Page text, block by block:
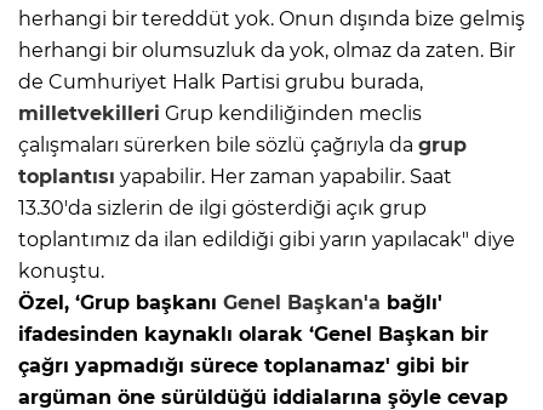
herhangi bir tereddüt yok. Onun dışında bize gelmiş
herhangi bir olumsuzluk da yok, olmaz da zaten. Bir
de Cumhuriyet Halk Partisi grubu burada,
milletvekilleri Grup kendiliğinden meclis
çalışmaları sürerken bile sözlü çağrıyla da grup
toplantısı yapabilir. Her zaman yapabilir. Saat
13.30'da sizlerin de ilgi gösterdiği açık grup
toplantımız da ilan edildiği gibi yarın yapılacak" diye
konuştu.
Özel, ‘Grup başkanı Genel Başkan'a bağlı'
ifadesinden kaynaklı olarak ‘Genel Başkan bir
çağrı yapmadığı sürece toplanamaz' gibi bir
argüman öne sürüldüğü iddialarına şöyle cevap